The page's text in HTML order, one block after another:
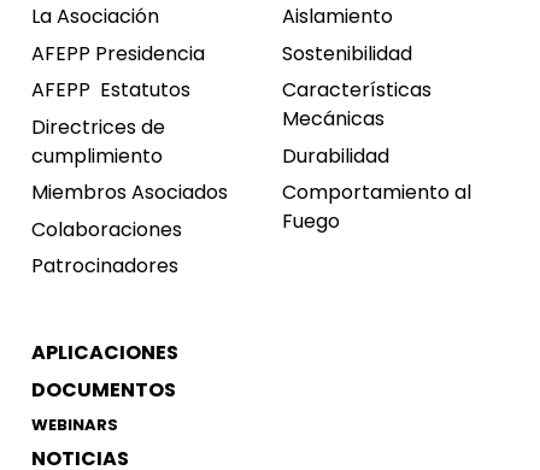
La Asociación
AFEPP Presidencia
AFEPP Estatutos
Directrices de
cumplimiento
Miembros Asociados
Colaboraciones
Patrocinadores
Aislamiento
Sostenibilidad
Características
Mecánicas
Durabilidad
Comportamiento al
Fuego
APLICACIONES
DOCUMENTOS
WEBINARS
NOTICIAS